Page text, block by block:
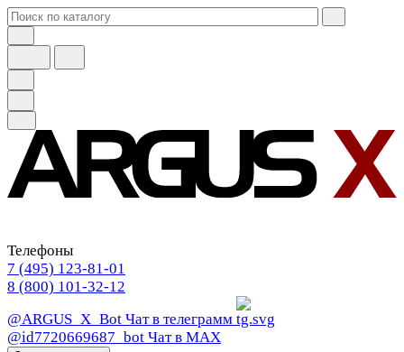
Телефоны
7 (495) 123-81-01
8 (800) 101-32-12
@ARGUS_X_Bot Чат в телеграмм
@id7720669687_bot Чат в МАХ